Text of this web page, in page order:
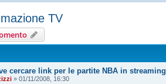
TV
cercare link per le partite NBA in streaming
» 01/11/2008, 16:30